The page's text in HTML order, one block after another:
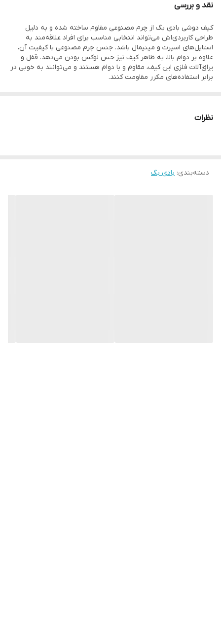
نقد و بررسی
کیف دوشی بادی بگ از چرم مصنوعی مقاوم ساخته شده و به دلیل
طراحی کاربردی‌اش می‌تواند انتخابی مناسب برای افراد علاقه‌مند به
استایل‌های اسپرت و مینیمال باشد. جنس چرم مصنوعی با کیفیت آن،
علاوه بر دوام بالا، به ظاهر کیف نیز حس لوکس بودن می‌دهد. قفل و
یراق‌آلات فلزی این کیف، مقاوم و با دوام هستند و می‌توانند به خوبی در
برابر استفاده‌های مکرر مقاومت کنند.
نظرات
دسته‌بندی: بادی بگ